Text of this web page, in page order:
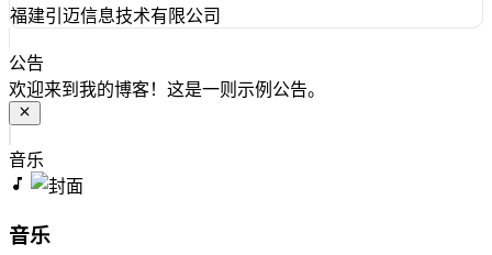
福建引迈信息技术有限公司
公告
欢迎来到我的博客！这是一则示例公告。
音乐
音乐